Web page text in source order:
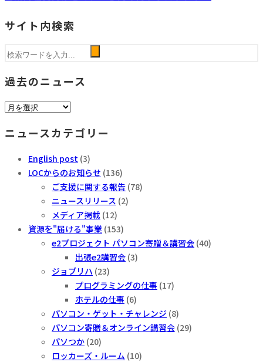
サイト内検索
過去のニュース
過
の
ニュースカテゴリー
English post (3)
LOCからのお知らせ (136)
ご支援に関する報告 (78)
ニュースリリース (2)
メディア掲載 (12)
資源を"届ける"事業 (153)
e2プロジェクト パソコン寄贈＆講習会 (40)
出張e2講習会 (3)
ジョブリハ (23)
プログラミングの仕事 (17)
ホテルの仕事 (6)
パソコン・ゲット・チャレンジ (8)
パソコン寄贈＆オンライン講習会 (29)
パソつか (20)
ロッカーズ・ルーム (10)